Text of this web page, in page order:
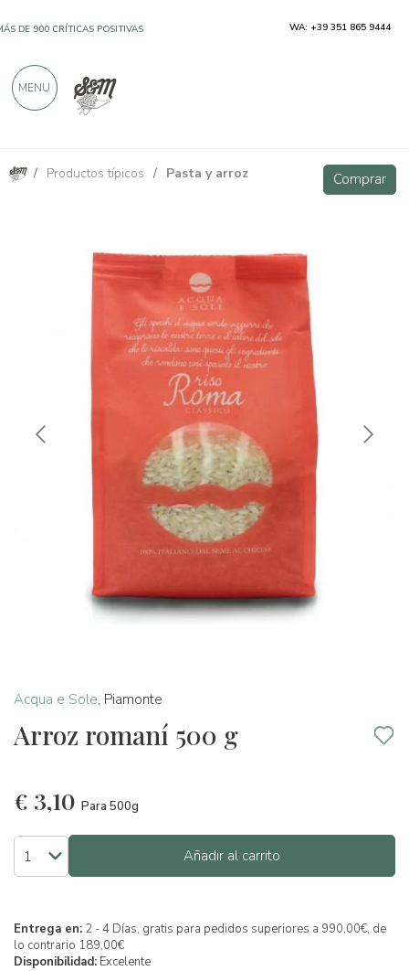
/ Productos típicos / Pasta y arroz Comprar
Acqua e Sole, Piamonte
Arroz romaní 500 g
€ 3,10 Para 500g
Añadir al carrito
Entrega en: 2 - 4 Días, gratis para pedidos superiores a 990,00€, de
lo contrario 189,00€
Disponibilidad: Excelente
Arroz romaní 500 g Comprar
DE 900 CRÍTICAS POSITIVAS WA: +39 351 865 9444
MENU